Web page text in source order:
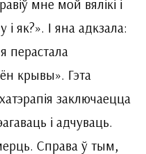
мне мой вялікі і
як?». І яна адкзала:
перастала
крывы». Гэта
заключаецца
і адчуваць.
Справа ў тым,